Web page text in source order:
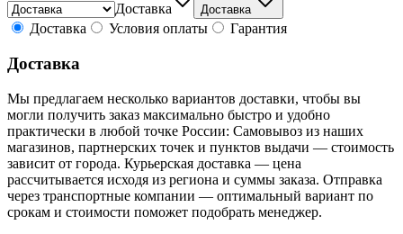
Доставка Доставка
Доставка Условия оплаты Гарантия
Доставка
Мы предлагаем несколько вариантов доставки, чтобы вы
могли получить заказ максимально быстро и удобно
практически в любой точке России: Самовывоз из наших
магазинов, партнерских точек и пунктов выдачи — стоимость
зависит от города. Курьерская доставка — цена
рассчитывается исходя из региона и суммы заказа. Отправка
через транспортные компании — оптимальный вариант по
срокам и стоимости поможет подобрать менеджер.